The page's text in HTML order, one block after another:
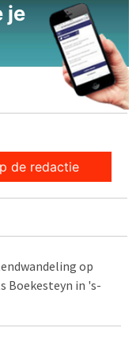
je
de redactie
op
Boekesteyn in 's-